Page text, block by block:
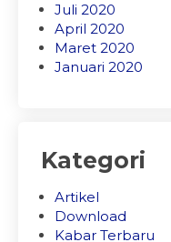
Juli 2020
April 2020
Maret 2020
Januari 2020
Kategori
Artikel
Download
Kabar Terbaru